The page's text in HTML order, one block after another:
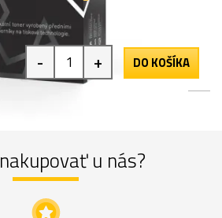
- + DO KOŠÍKA
nakupovať u nás?